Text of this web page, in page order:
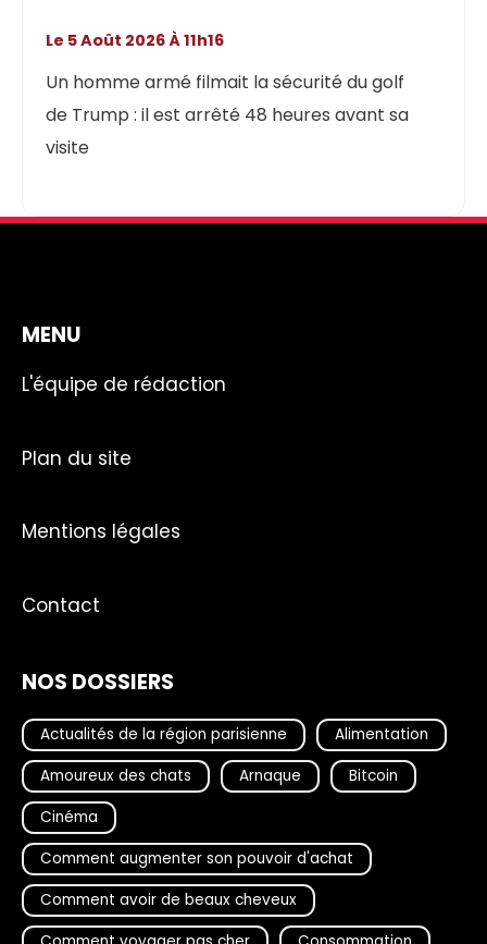
Un homme armé filmait la sécurité du golf
de Trump : il est arrêté 48 heures avant sa
visite
Le 5 Août 2026 À 11h16
MENU
L'équipe de rédaction
Plan du site
Mentions légales
Contact
NOS DOSSIERS
Actualités de la région parisienne
Alimentation
Amoureux des chats
Arnaque
Bitcoin
Cinéma
Comment augmenter son pouvoir d'achat
Comment avoir de beaux cheveux